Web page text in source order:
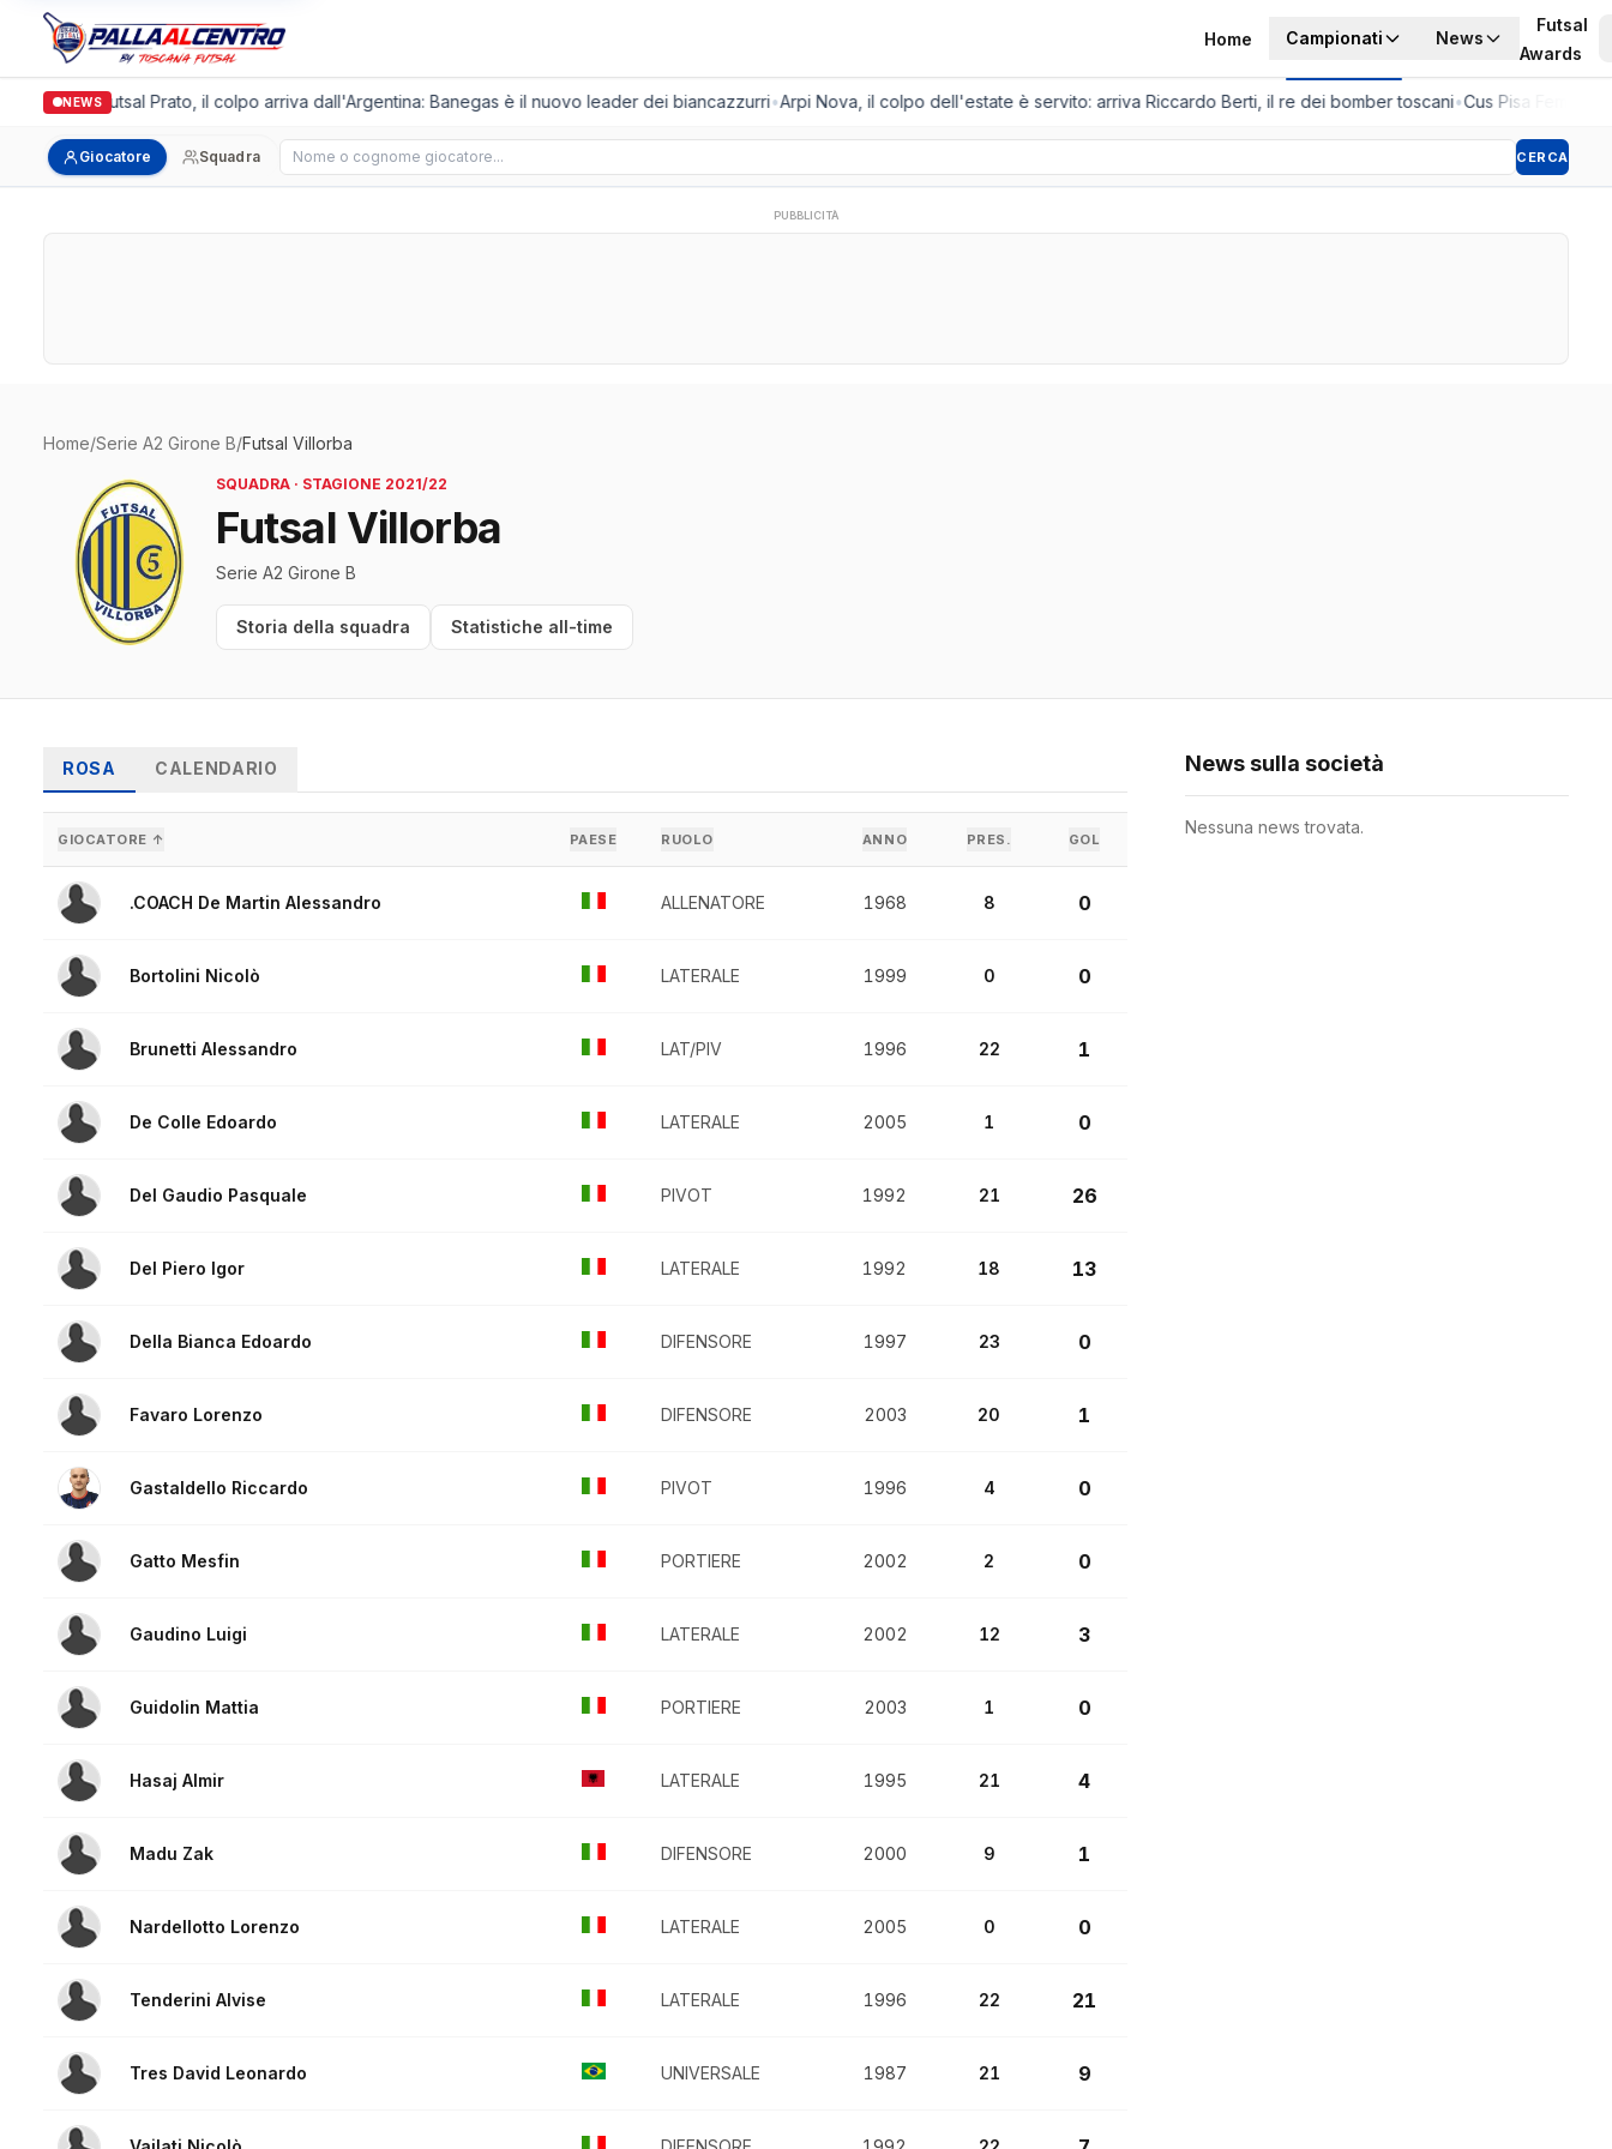
Home Campionati News
Futsal
Awards
NEWS
Italgronda Futsal Prato, il colpo arriva dall'Argentina: Banegas è il nuovo leader dei biancazzurri•Arpi Nova, il colpo dell'estate è servito: arriva Riccardo Berti, il re dei bomber toscani•Cus Pisa
Giocatore Squadra Cerca giocatore CERCA
PUBBLICITÀ
Home/Serie A2 Girone B/Futsal Villorba
SQUADRA · STAGIONE 2021/22
Futsal Villorba
Serie A2 Girone B
Storia della squadra Statistiche all-time
ROSA CALENDARIO
GIOCATORE ↑ PAESE RUOLO ANNO PRES. GOL
.COACH De Martin Alessandro ALLENATORE 1968 8 0
Bortolini Nicolò LATERALE 1999 0 0
Brunetti Alessandro LAT/PIV 1996 22 1
De Colle Edoardo LATERALE 2005 1 0
Del Gaudio Pasquale PIVOT 1992 21 26
Del Piero Igor LATERALE 1992 18 13
Della Bianca Edoardo DIFENSORE 1997 23 0
Favaro Lorenzo DIFENSORE 2003 20 1
Gastaldello Riccardo PIVOT 1996 4 0
Gatto Mesfin PORTIERE 2002 2 0
Gaudino Luigi LATERALE 2002 12 3
Guidolin Mattia PORTIERE 2003 1 0
Hasaj Almir LATERALE 1995 21 4
Madu Zak DIFENSORE 2000 9 1
Nardellotto Lorenzo LATERALE 2005 0 0
Tenderini Alvise LATERALE 1996 22 21
Tres David Leonardo UNIVERSALE 1987 21 9
News sulla società
Nessuna news trovata.